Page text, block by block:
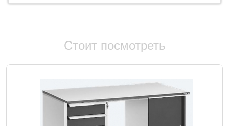
Стоит посмотреть